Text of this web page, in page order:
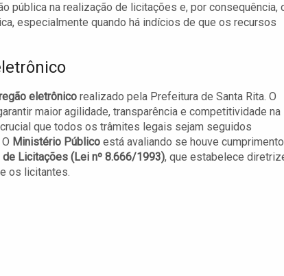
pública na realização de licitações e, por consequência,
especialmente quando há indícios de que os recursos
eletrônico realizado pela Prefeitura de Santa Rita. O
maior agilidade, transparência e competitividade na
que todos os trâmites legais sejam seguidos
Ministério Público está avaliando se houve cumprimento
de Licitações (Lei nº 8.666/1993), que estabelece
os licitantes.